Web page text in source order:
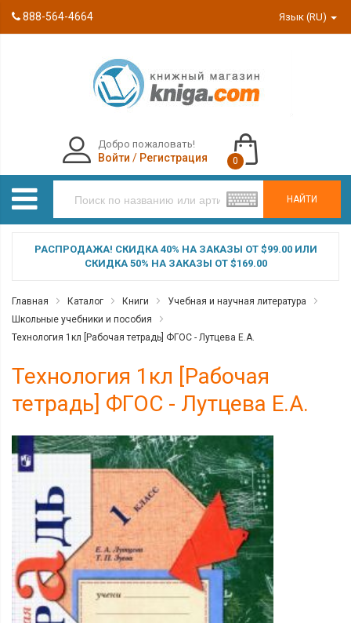
888-564-4664 Язык (RU)
НАЙТИ
Добро пожаловать!
Войти / Регистрация 0
РАСПРОДАЖА! СКИДКА 40% НА ЗАКАЗЫ ОТ $99.00 ИЛИ
СКИДКА 50% НА ЗАКАЗЫ ОТ $169.00
Главная Каталог Книги
Учебная и научная литература
Школьные учебники и пособия
Технология 1кл [Рабочая тетрадь] ФГОС - Лутцева Е.А.
Технология 1кл [Рабочая
тетрадь] ФГОС - Лутцева Е.А.